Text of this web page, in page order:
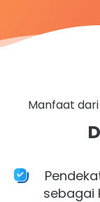
Manfaat
sebagai